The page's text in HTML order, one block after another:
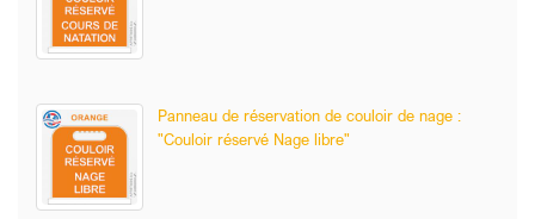
Panneau de réservation de couloir de nage :
"Couloir réservé Nage libre"